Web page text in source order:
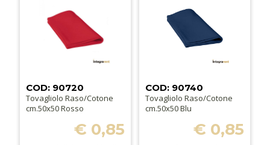
COD: 90720
Tovagliolo Raso/Cotone
cm.50x50 Rosso
€ 0,85
COD: 90740
Tovagliolo Raso/Cotone
cm.50x50 Blu
€ 0,85